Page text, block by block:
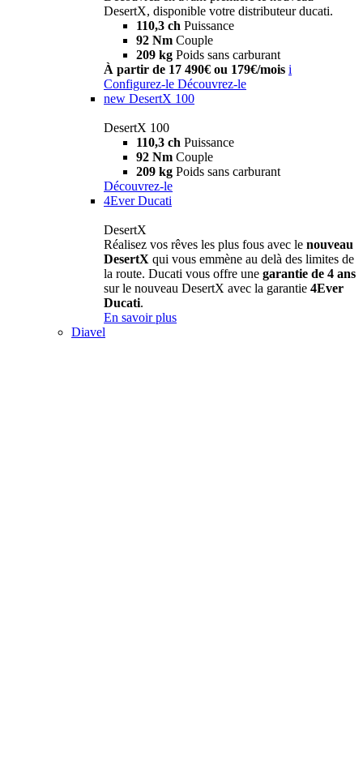
DesertX, disponible votre distributeur ducati.
110,3 ch Puissance
92 Nm Couple
209 kg Poids sans carburant
À partir de 17 490€ ou 179€/mois i
Configurez-le Découvrez-le
new DesertX 100
DesertX 100
110,3 ch Puissance
92 Nm Couple
209 kg Poids sans carburant
Découvrez-le
4Ever Ducati
DesertX
Réalisez vos rêves les plus fous avec le nouveau
DesertX qui vous emmène au delà des limites de
la route. Ducati vous offre une garantie de 4 ans
sur le nouveau DesertX avec la garantie 4Ever
Ducati.
En savoir plus
Diavel